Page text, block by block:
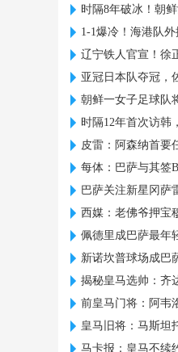
时隔8年破冰！朝
1-1爆冷！海港队
辽宁铁人官宣！徐
亚冠日本队夺冠，
朝鲜一女子足球队
时隔12年首次访韩
皮雷：阿森纳首要
每体：巴萨与其签
巴萨关注新星冈萨
西媒：老佛爷押宝
佩德里成巴萨最年
新诺坎普球场成巴
揭秘皇马选帅：齐
前皇马门将：阿韦
皇马旧将：马斯坦
马卡报：皇马不续